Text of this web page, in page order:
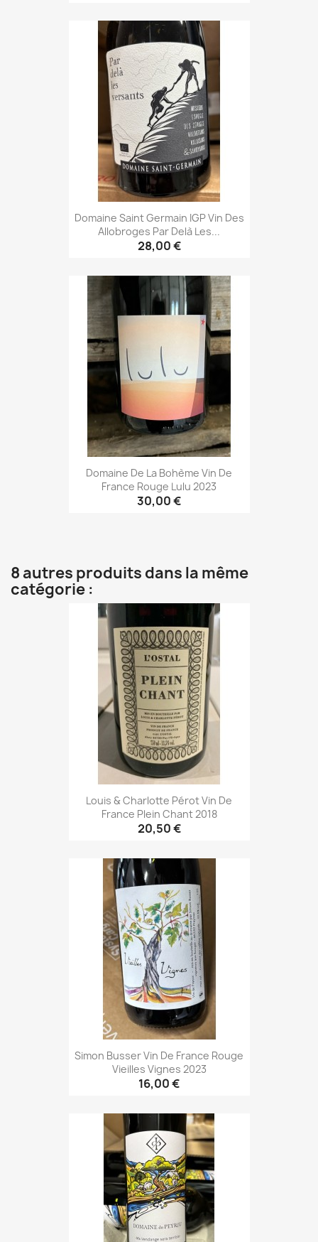
Domaine Saint Germain IGP Vin Des
Allobroges Par Delà Les...
28,00 €
Domaine De La Bohème Vin De
France Rouge Lulu 2023
30,00 €
8 autres produits dans la même
catégorie :
Louis & Charlotte Pérot Vin De
France Plein Chant 2018
20,50 €
Simon Busser Vin De France Rouge
Vieilles Vignes 2023
16,00 €